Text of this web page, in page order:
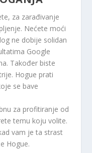
za zarađivanje
Nećete moći
ne dobije solidan
Google
Također biste
Hogue prati
se bave
za profitiranje od
temu koju volite.
vam je ta strast
Hogue.